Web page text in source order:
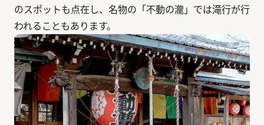
のスポットも点在し、名物の「不動の瀧」では滝行が行
われることもあります。